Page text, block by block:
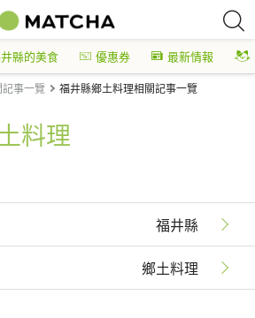
縣的美食 優惠券 最新情報
事一覽 福井縣鄉土料理相關記事一覽
料理
福井縣
鄉土料理